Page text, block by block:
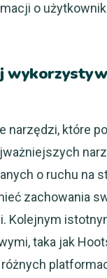
o
które
o ruchu na
zachowania
Kolejnym
taka jak